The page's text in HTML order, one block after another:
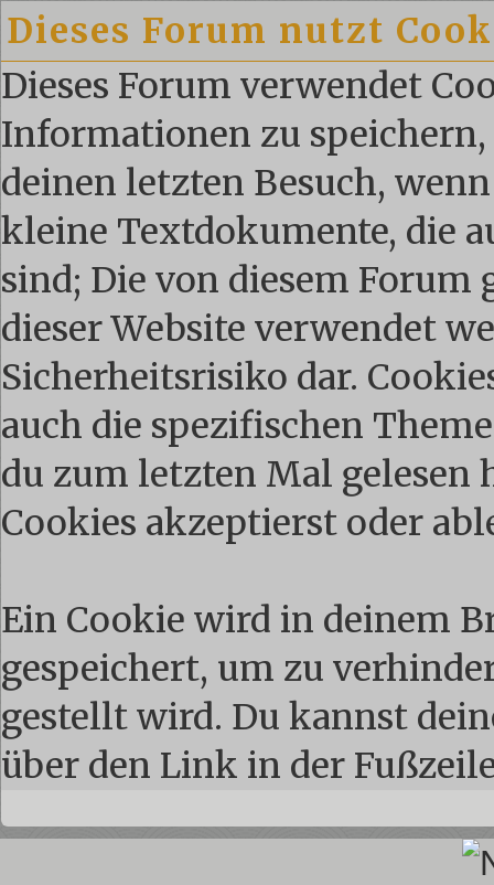
Dieses Forum nutzt
Dieses Forum verwendet
Informationen zu
deinen letzten Besuch,
kleine Textdokumente, die
sind; Die von diesem Forum
dieser Website verwendet
Sicherheitsrisiko dar.
auch die spezifischen
du zum letzten Mal gelesen
Cookies akzeptierst oder
Ein Cookie wird in deinem
gespeichert, um zu
gestellt wird. Du kannst
über den Link in der